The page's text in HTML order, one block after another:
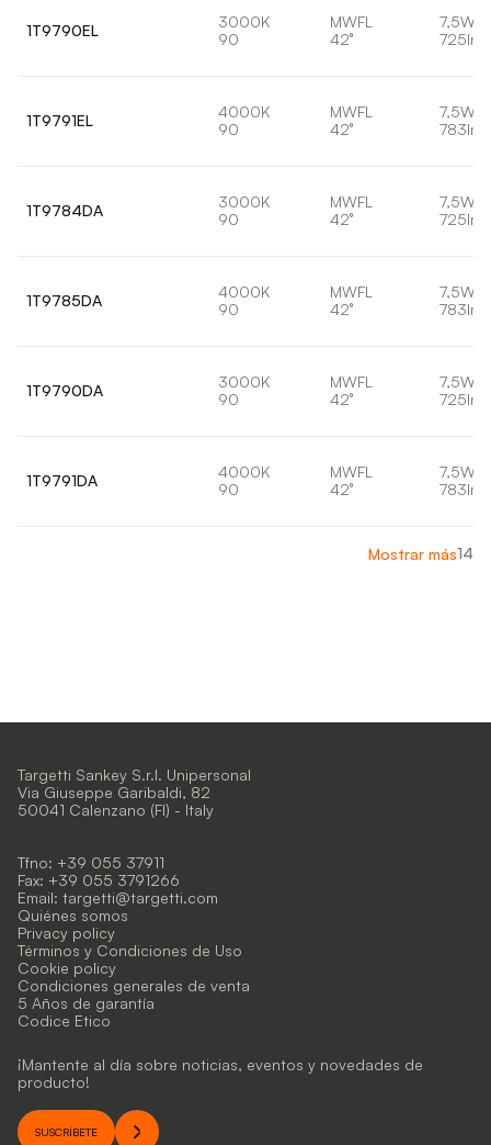
1T9790EL
3000K
90
MWFL
42°
7,5W
725lm
1T9791EL
4000K
90
MWFL
42°
7,5W
783lm
1T9784DA
3000K
90
MWFL
42°
7,5W
725lm
1T9785DA
4000K
90
MWFL
42°
7,5W
783lm
1T9790DA
3000K
90
MWFL
42°
7,5W
725lm
1T9791DA
4000K
90
MWFL
42°
7,5W
783lm
Mostrar más14
Targetti Sankey S.r.l. Unipersonal
Via Giuseppe Garibaldi, 82
50041 Calenzano (FI) - Italy
Tfno: +39 055 37911
Fax: +39 055 3791266
Email: targetti@targetti.com
Quiénes somos
Privacy policy
Términos y Condiciones de Uso
Cookie policy
Condiciones generales de venta
5 Años de garantía
Codice Etico
¡Mantente al día sobre noticias, eventos y novedades de
producto!
SUSCRÍBETE